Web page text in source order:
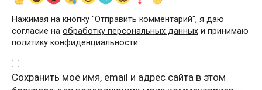
Нажимая на кнопку "Отправить комментарий", я даю
согласие на обработку персональных данных и принимаю
политику конфиденциальности.
Сохранить моё имя, email и адрес сайта в этом